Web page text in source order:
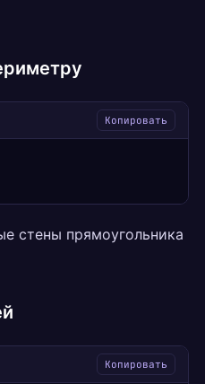
Копировать
стены прямоугольника
Копировать